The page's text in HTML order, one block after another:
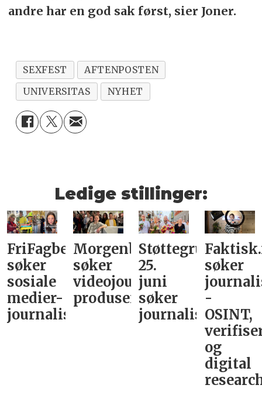
andre har en god sak først, sier Joner.
SEXFEST
AFTENPOSTEN
UNIVERSITAS
NYHET
Ledige stillinger:
FriFagbevegelse
søker
sosiale
medier-
journalist
Morgenbladet
søker
videojournalist/podkast-
produsent
Støttegruppa
25.
juni
søker
journalist
søker
-
OSINT,
og
digital